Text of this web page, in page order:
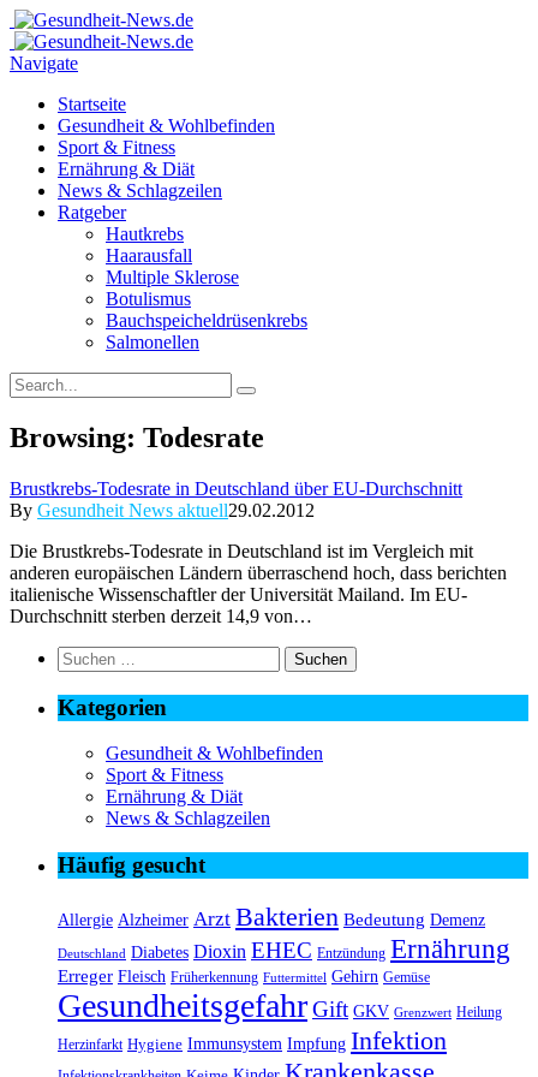
Navigate
Startseite
Gesundheit & Wohlbefinden
Sport & Fitness
Ernährung & Diät
News & Schlagzeilen
Ratgeber
Hautkrebs
Haarausfall
Multiple Sklerose
Botulismus
Bauchspeicheldrüsenkrebs
Salmonellen
Browsing: Todesrate
Brustkrebs-Todesrate in Deutschland über EU-Durchschnitt
By Gesundheit News aktuell29.02.2012
Die Brustkrebs-Todesrate in Deutschland ist im Vergleich mit
anderen europäischen Ländern überraschend hoch, dass berichten
italienische Wissenschaftler der Universität Mailand. Im EU-
Durchschnitt sterben derzeit 14,9 von…
Suchen
nach:
Kategorien
Gesundheit & Wohlbefinden
Sport & Fitness
Ernährung & Diät
News & Schlagzeilen
Häufig gesucht
Allergie Alzheimer Arzt Bakterien Bedeutung Demenz
Deutschland Diabetes Dioxin EHEC Entzündung Ernährung
Erreger Fleisch Früherkennung Futtermittel Gehirn Gemüse
GesundheitsgefahrGift GKV Grenzwert Heilung
Herzinfarkt Hygiene Immunsystem Impfung Infektion